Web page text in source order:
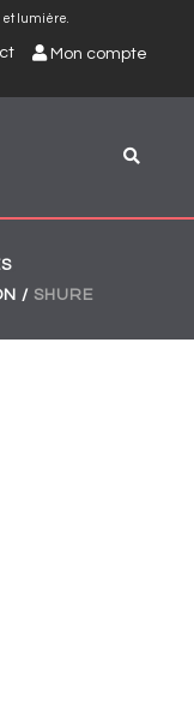
lumière.
Mon compte
/ SHURE